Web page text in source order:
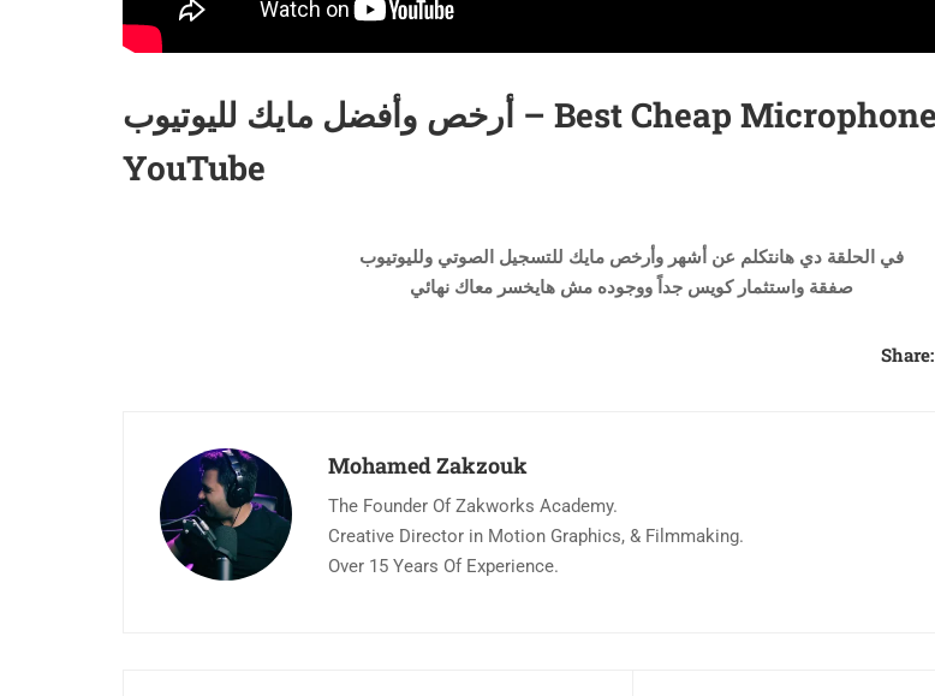
أرخص وأفضل مايك لليوتيوب – Best Cheap Microphone For
YouTube
في الحلقة دي هانتكلم عن أشهر وأرخص مايك للتسجيل الصوتي ولليوتيوب
صفقة واستثمار كويس جداً ووجوده مش هايخسر معاك نهائي
Share:
Mohamed Zakzouk
The Founder Of Zakworks Academy.
Creative Director in Motion Graphics, & Filmmaking.
Over 15 Years Of Experience.